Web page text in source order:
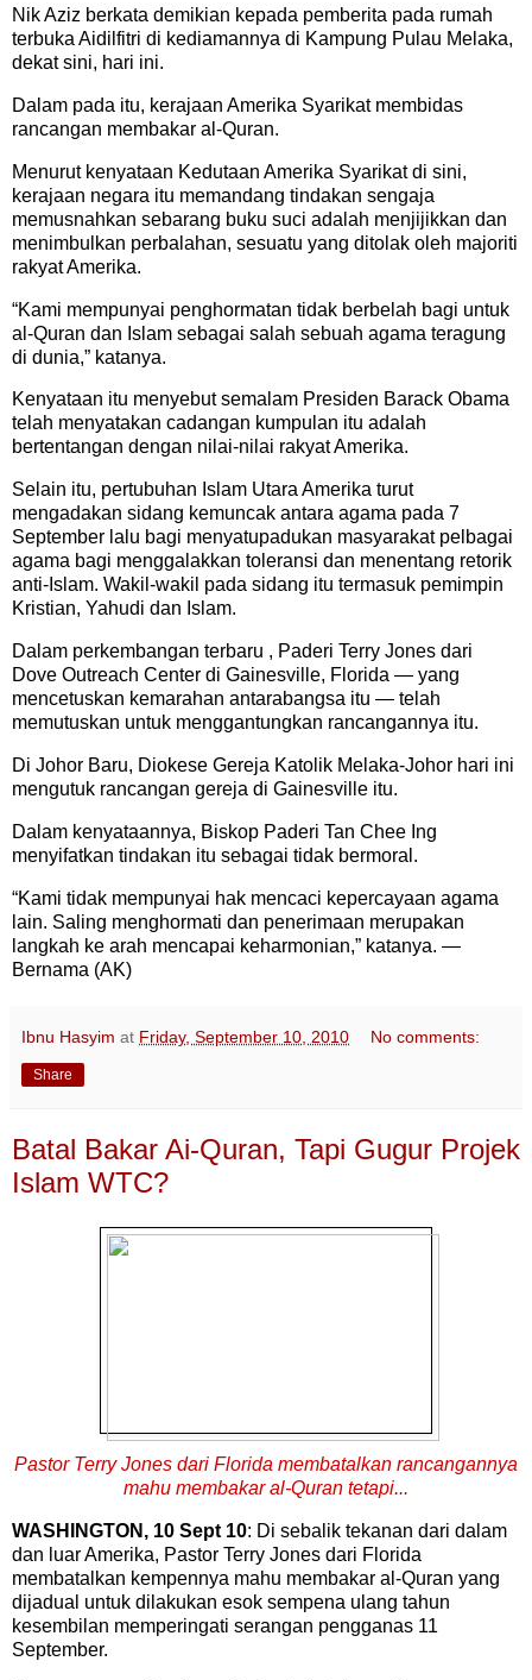
Nik Aziz berkata demikian kepada pemberita pada rumah
terbuka Aidilfitri di kediamannya di Kampung Pulau Melaka,
dekat sini, hari ini.
Dalam pada itu, kerajaan Amerika Syarikat membidas
rancangan membakar al-Quran.
Menurut kenyataan Kedutaan Amerika Syarikat di sini,
kerajaan negara itu memandang tindakan sengaja
memusnahkan sebarang buku suci adalah menjijikkan dan
menimbulkan perbalahan, sesuatu yang ditolak oleh majoriti
rakyat Amerika.
“Kami mempunyai penghormatan tidak berbelah bagi untuk
al-Quran dan Islam sebagai salah sebuah agama teragung
di dunia,” katanya.
Kenyataan itu menyebut semalam Presiden Barack Obama
telah menyatakan cadangan kumpulan itu adalah
bertentangan dengan nilai-nilai rakyat Amerika.
Selain itu, pertubuhan Islam Utara Amerika turut
mengadakan sidang kemuncak antara agama pada 7
September lalu bagi menyatupadukan masyarakat pelbagai
agama bagi menggalakkan toleransi dan menentang retorik
anti-Islam. Wakil-wakil pada sidang itu termasuk pemimpin
Kristian, Yahudi dan Islam.
Dalam perkembangan terbaru , Paderi Terry Jones dari
Dove Outreach Center di Gainesville, Florida — yang
mencetuskan kemarahan antarabangsa itu — telah
memutuskan untuk menggantungkan rancangannya itu.
Di Johor Baru, Diokese Gereja Katolik Melaka-Johor hari ini
mengutuk rancangan gereja di Gainesville itu.
Dalam kenyataannya, Biskop Paderi Tan Chee Ing
menyifatkan tindakan itu sebagai tidak bermoral.
“Kami tidak mempunyai hak mencaci kepercayaan agama
lain. Saling menghormati dan penerimaan merupakan
langkah ke arah mencapai keharmonian,” katanya. —
Bernama (AK)
Ibnu Hasyim at Friday, September 10, 2010 No comments:
Share
Batal Bakar Ai-Quran, Tapi Gugur Projek
Islam WTC?
Pastor Terry Jones dari Florida membatalkan rancangannya
mahu membakar al-Quran tetapi...
WASHINGTON, 10 Sept 10: Di sebalik tekanan dari dalam
dan luar Amerika, Pastor Terry Jones dari Florida
membatalkan kempennya mahu membakar al-Quran yang
dijadual untuk dilakukan esok sempena ulang tahun
kesembilan memperingati serangan pengganas 11
September.